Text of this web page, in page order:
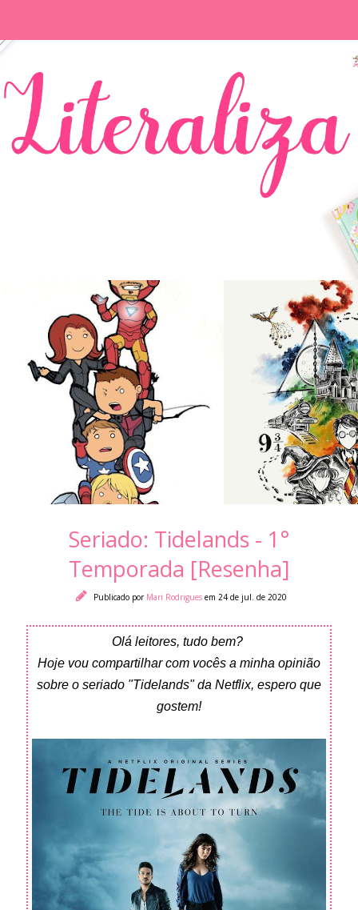
Seriado: Tidelands - 1°
Temporada [Resenha]
Publicado por Mari Rodrigues em 24 de jul. de 2020
Olá leitores, tudo bem?
Hoje vou compartilhar com vocês a minha opinião
sobre o seriado "Tidelands" da Netflix, espero que
gostem!